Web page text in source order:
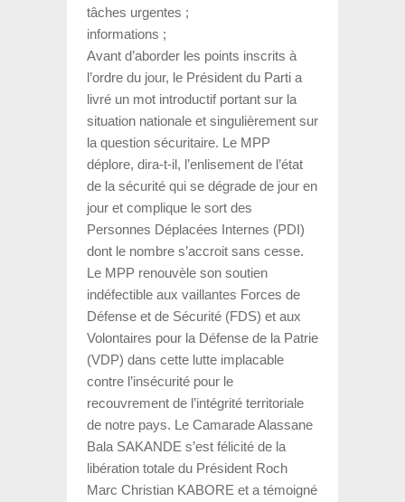
tâches urgentes ;
informations ;
Avant d’aborder les points inscrits à
l’ordre du jour, le Président du Parti a
livré un mot introductif portant sur la
situation nationale et singulièrement sur
la question sécuritaire. Le MPP
déplore, dira-t-il, l’enlisement de l’état
de la sécurité qui se dégrade de jour en
jour et complique le sort des
Personnes Déplacées Internes (PDI)
dont le nombre s’accroit sans cesse.
Le MPP renouvèle son soutien
indéfectible aux vaillantes Forces de
Défense et de Sécurité (FDS) et aux
Volontaires pour la Défense de la Patrie
(VDP) dans cette lutte implacable
contre l’insécurité pour le
recouvrement de l’intégrité territoriale
de notre pays. Le Camarade Alassane
Bala SAKANDE s’est félicité de la
libération totale du Président Roch
Marc Christian KABORE et a témoigné